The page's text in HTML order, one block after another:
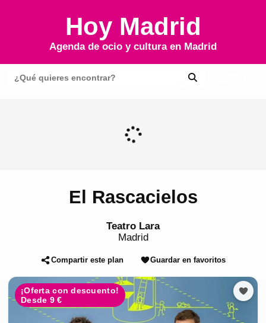
Hoy Madrid
Agenda de ocio y cultura en Madrid
El Rascacielos
Teatro Lara
Madrid
Compartir este plan Guardar en favoritos
¡Oferta con descuento!
Desde 9 €